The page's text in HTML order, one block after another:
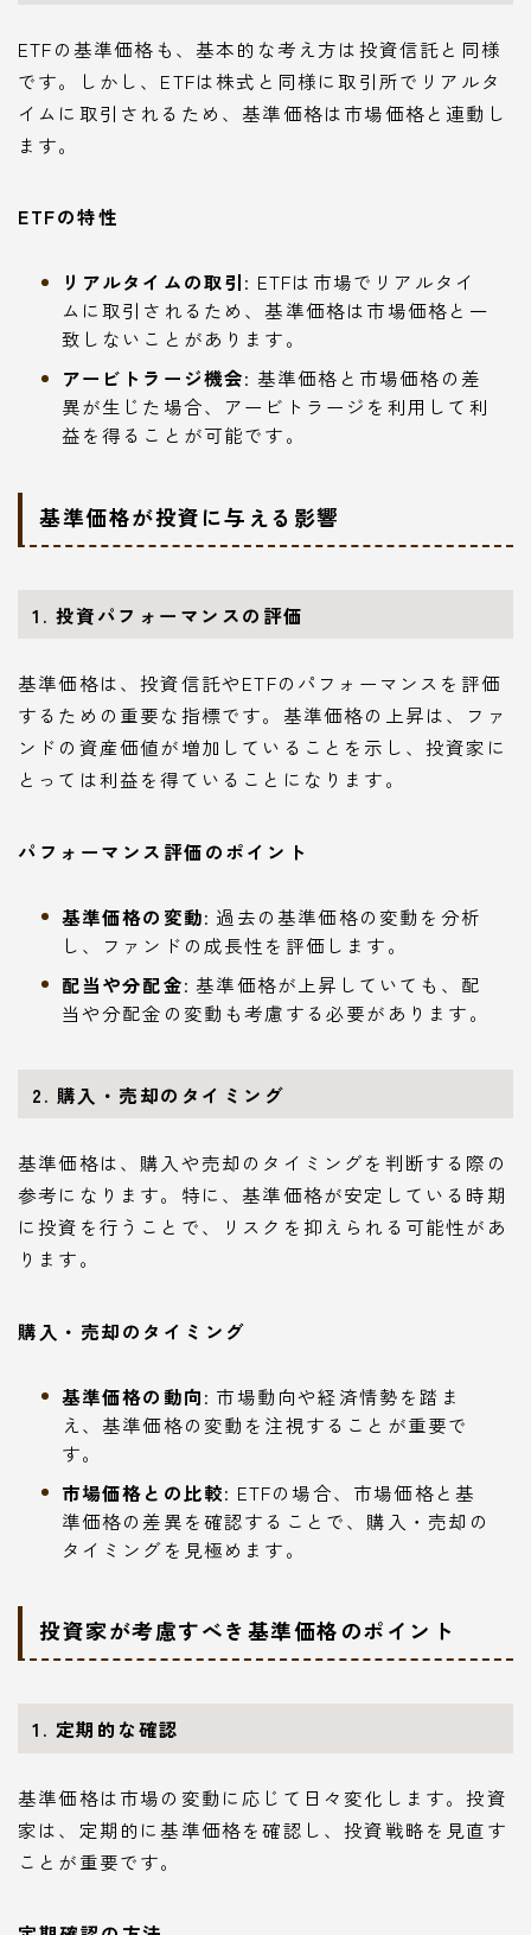
ETFの基準価格も、基本的な考え方は投資信託と同様
です。しかし、ETFは株式と同様に取引所でリアルタ
イムに取引されるため、基準価格は市場価格と連動し
ます。
ETFの特性
リアルタイムの取引: ETFは市場でリアルタイ
ムに取引されるため、基準価格は市場価格と一
致しないことがあります。
アービトラージ機会: 基準価格と市場価格の差
異が生じた場合、アービトラージを利用して利
益を得ることが可能です。
基準価格が投資に与える影響
1. 投資パフォーマンスの評価
基準価格は、投資信託やETFのパフォーマンスを評価
するための重要な指標です。基準価格の上昇は、ファ
ンドの資産価値が増加していることを示し、投資家に
とっては利益を得ていることになります。
パフォーマンス評価のポイント
基準価格の変動: 過去の基準価格の変動を分析
し、ファンドの成長性を評価します。
配当や分配金: 基準価格が上昇していても、配
当や分配金の変動も考慮する必要があります。
2. 購入・売却のタイミング
基準価格は、購入や売却のタイミングを判断する際の
参考になります。特に、基準価格が安定している時期
に投資を行うことで、リスクを抑えられる可能性があ
ります。
購入・売却のタイミング
基準価格の動向: 市場動向や経済情勢を踏ま
え、基準価格の変動を注視することが重要で
す。
市場価格との比較: ETFの場合、市場価格と基
準価格の差異を確認することで、購入・売却の
タイミングを見極めます。
投資家が考慮すべき基準価格のポイント
1. 定期的な確認
基準価格は市場の変動に応じて日々変化します。投資
家は、定期的に基準価格を確認し、投資戦略を見直す
ことが重要です。